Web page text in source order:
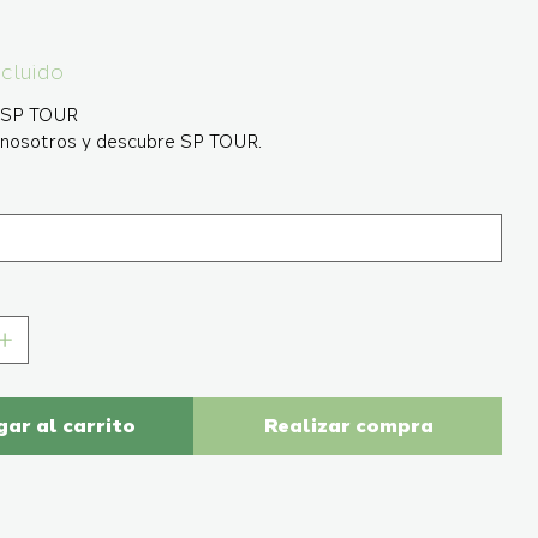
TOUR
y descubre SP TOUR.
al carrito Realizar compra